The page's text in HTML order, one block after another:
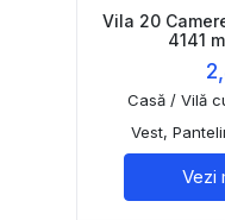
Vila 20
4141
Casă / Vilă
Vest,
Vezi